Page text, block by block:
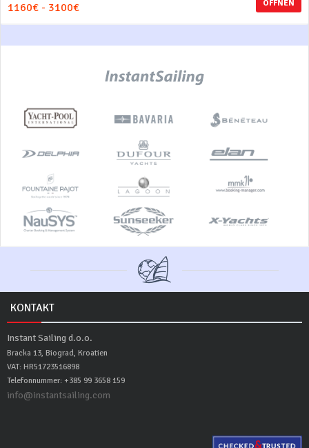
ÖFFNEN
1160€ - 3100€
KONTAKT
Instant Sailing d.o.o.
Bracka 13, Biograd, Kroatien
VAT: HR51723516898
Telefonnummer: +385 99 3658 159
info@instantsailing.com